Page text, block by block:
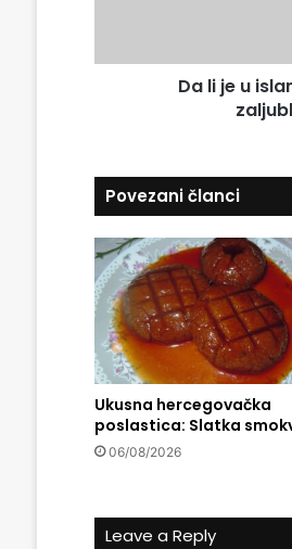
s
d
z
l
j
n
o
z
a
l
b
Da li je u
Povezani članci
Ukusna hercegovačka
poslastica: Slatka
06/08/2026
Leave a Reply